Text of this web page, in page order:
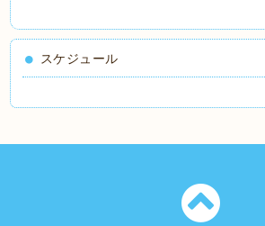
スケジュール